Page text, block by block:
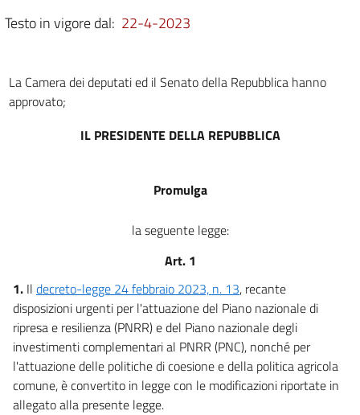
Testo in vigore dal: 22-4-2023
La Camera dei deputati ed il Senato della Repubblica hanno
approvato;
IL PRESIDENTE DELLA REPUBBLICA
Promulga
la seguente legge:
Art. 1
1. Il decreto-legge 24 febbraio 2023, n. 13, recante
disposizioni urgenti per l'attuazione del Piano nazionale di
ripresa e resilienza (PNRR) e del Piano nazionale degli
investimenti complementari al PNRR (PNC), nonché per
l'attuazione delle politiche di coesione e della politica agricola
comune, è convertito in legge con le modificazioni riportate in
allegato alla presente legge.